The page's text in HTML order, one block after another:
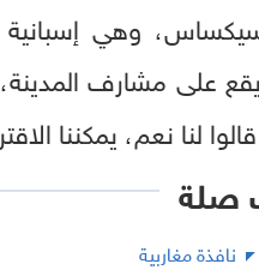
إسبانية الجنسية، لقناة "24":
على مشارف
لنا نعم، يمكننا
صلة
نافذة مغاربية